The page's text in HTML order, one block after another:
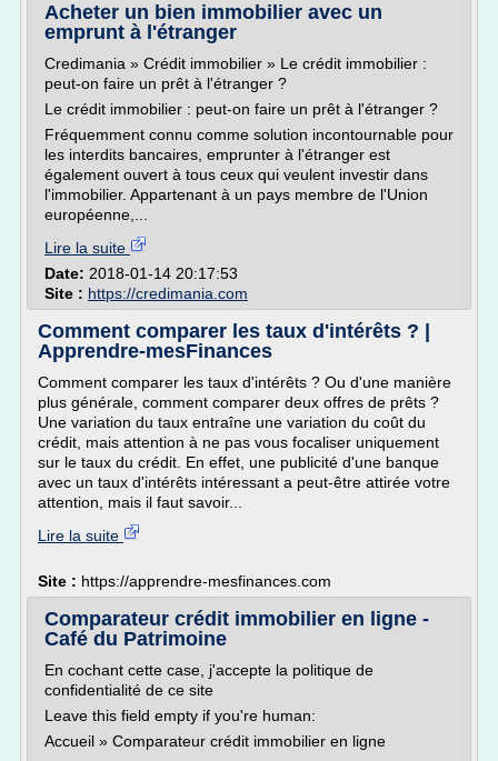
Acheter un bien immobilier avec un
emprunt à l'étranger
Credimania » Crédit immobilier » Le crédit immobilier :
peut-on faire un prêt à l'étranger ?
Le crédit immobilier : peut-on faire un prêt à l'étranger ?
Fréquemment connu comme solution incontournable pour
les interdits bancaires, emprunter à l'étranger est
également ouvert à tous ceux qui veulent investir dans
l'immobilier. Appartenant à un pays membre de l'Union
européenne,...
Lire la suite
Date: 2018-01-14 20:17:53
Site : https://credimania.com
Comment comparer les taux d'intérêts ? |
Apprendre-mesFinances
Comment comparer les taux d'intérêts ? Ou d'une manière
plus générale, comment comparer deux offres de prêts ?
Une variation du taux entraîne une variation du coût du
crédit, mais attention à ne pas vous focaliser uniquement
sur le taux du crédit. En effet, une publicité d'une banque
avec un taux d'intérêts intéressant a peut-être attirée votre
attention, mais il faut savoir...
Lire la suite
Site : https://apprendre-mesfinances.com
Comparateur crédit immobilier en ligne -
Café du Patrimoine
En cochant cette case, j'accepte la politique de
confidentialité de ce site
Leave this field empty if you're human:
Accueil » Comparateur crédit immobilier en ligne